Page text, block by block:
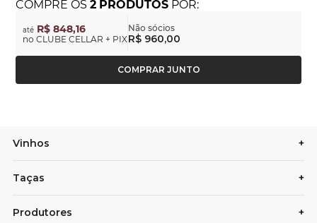
COMPREOS2 PRODUTOS POR:
até R$ 848,16
no CLUBE CELLAR + PIX
Não sócios
R$ 960,00
COMPRAR JUNTO
Vinhos +
Taças +
Produtores +